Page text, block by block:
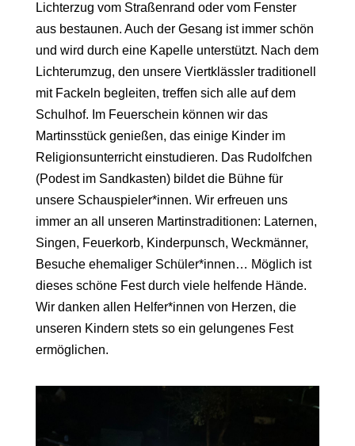
Lichterzug vom Straßenrand oder vom Fenster
aus bestaunen. Auch der Gesang ist immer schön
und wird durch eine Kapelle unterstützt. Nach dem
Lichterumzug, den unsere Viertklässler traditionell
mit Fackeln begleiten, treffen sich alle auf dem
Schulhof. Im Feuerschein können wir das
Martinsstück genießen, das einige Kinder im
Religionsunterricht einstudieren. Das Rudolfchen
(Podest im Sandkasten) bildet die Bühne für
unsere Schauspieler*innen. Wir erfreuen uns
immer an all unseren Martinstraditionen: Laternen,
Singen, Feuerkorb, Kinderpunsch, Weckmänner,
Besuche ehemaliger Schüler*innen… Möglich ist
dieses schöne Fest durch viele helfende Hände.
Wir danken allen Helfer*innen von Herzen, die
unseren Kindern stets so ein gelungenes Fest
ermöglichen.